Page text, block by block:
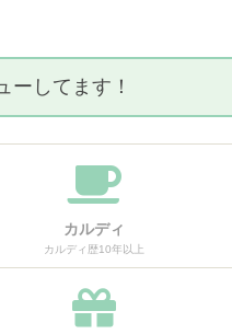
ーしてます！
カルディ
カルディ歴10年以上